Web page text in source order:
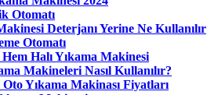
Otomatı
Deterjanı Yerine Ne Kullanılır
Otomatı
Halı Yıkama Makinesi
Makineleri Nasıl Kullanılır?
Yıkama Makinası Fiyatları